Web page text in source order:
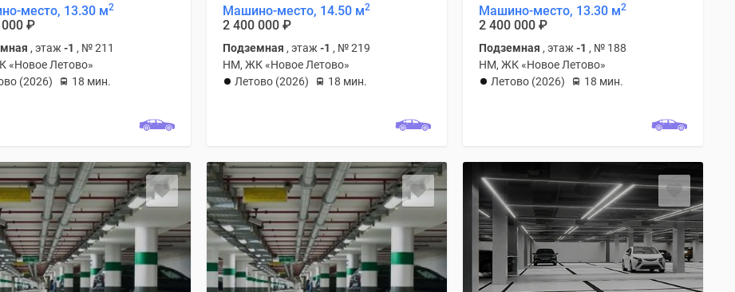
место, 13.30 м2
₽
, этаж -1 , № 211
«Новое Летово»
(2026)
18 мин.
Машино-место, 14.50 м2
2 400 000 ₽
Подземная , этаж -1 , № 219
НМ, ЖК «Новое Летово»
Летово (2026)
18 мин.
Машино-место, 13.30 м2
2 400 000 ₽
Подземная , этаж -1 , № 188
НМ, ЖК «Новое Летово»
Летово (2026)
18 мин.